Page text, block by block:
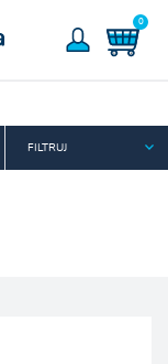
0
FILTRUJ